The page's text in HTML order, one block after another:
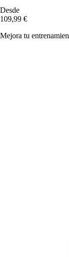
Desde
109,99 €
Mejora tu